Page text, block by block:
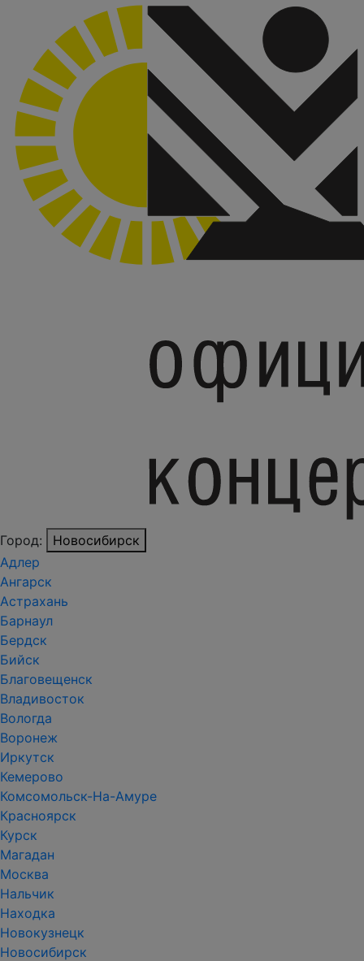
Город:
Новосибирск
Адлер
Ангарск
Астрахань
Барнаул
Бердск
Бийск
Благовещенск
Владивосток
Вологда
Воронеж
Иркутск
Кемерово
Комсомольск-На-Амуре
Красноярск
Курск
Магадан
Москва
Нальчик
Находка
Новокузнецк
Новосибирск